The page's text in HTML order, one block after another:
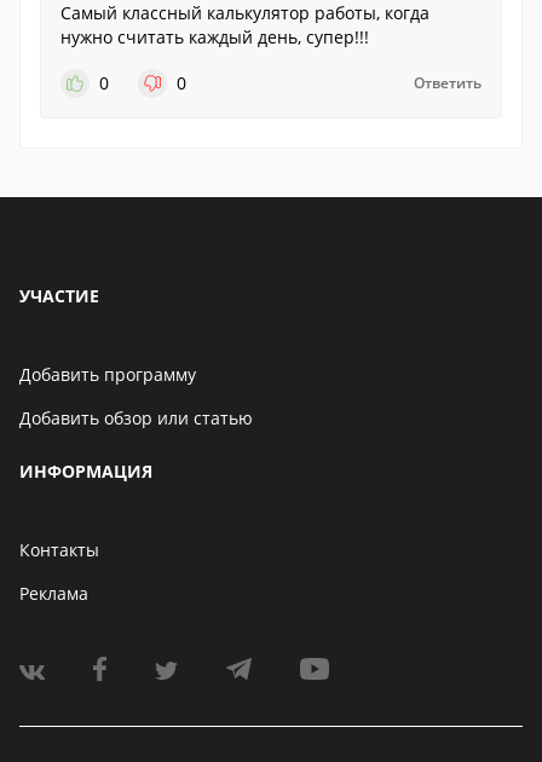
Самый классный калькулятор работы, когда
нужно считать каждый день, супер!!!
0
0 Ответить
УЧАСТИЕ
Добавить программу
Добавить обзор или статью
ИНФОРМАЦИЯ
Контакты
Реклама